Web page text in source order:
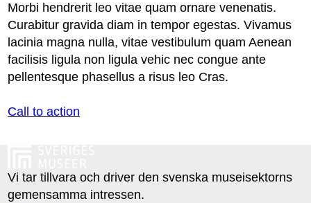
Morbi hendrerit leo vitae quam ornare venenatis.
Curabitur gravida diam in tempor egestas. Vivamus
lacinia magna nulla, vitae vestibulum quam Aenean
facilisis ligula non ligula vehic nec congue ante
pellentesque phasellus a risus leo Cras.
Call to action
Vi tar tillvara och driver den svenska museisektorns
gemensamma intressen.